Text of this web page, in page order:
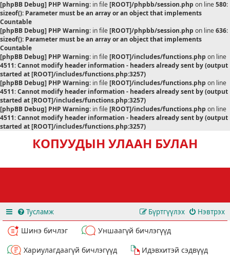
[phpBB Debug] PHP Warning: in file[ROOT]/phpbb/session.php on line580:
sizeof(): Parameter must be an array or an object that implements
Countable
[phpBB Debug] PHP Warning: in file[ROOT]/phpbb/session.php on line636:
sizeof(): Parameter must be an array or an object that implements
Countable
[phpBB Debug] PHP Warning: in file[ROOT]/includes/functions.php on line
4511:Cannot modify header information - headers already sent by (output
started at [ROOT]/includes/functions.php:3257)
[phpBB Debug] PHP Warning: in file[ROOT]/includes/functions.php on line
4511:Cannot modify header information - headers already sent by (output
started at [ROOT]/includes/functions.php:3257)
[phpBB Debug] PHP Warning: in file[ROOT]/includes/functions.php on line
4511:Cannot modify header information - headers already sent by (output
started at [ROOT]/includes/functions.php:3257)
КОПУУДЫН УЛААН БУЛАН
Тусламж Нэвтрэх
Бүртгүүлэх
Шинэ бичлэг
Уншаагүй бичлэгүүд
Хариулагдаагүй бичлэгүүд
Идэвхитэй сэдвүүд